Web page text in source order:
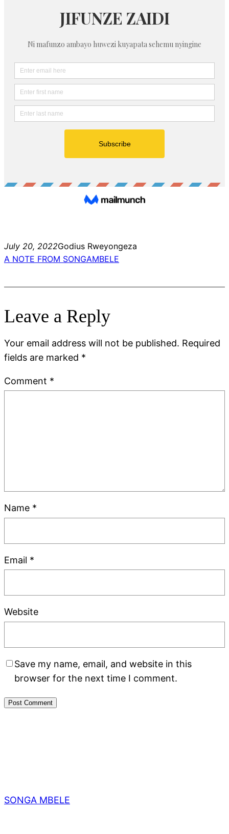
July 20, 2022Godius Rweyongeza
A NOTE FROM SONGAMBELE
Leave a Reply
Your email address will not be published. Required
fields are marked *
Comment *
Name *
Email *
Website
Save my name, email, and website in this
browser for the next time I comment.
SONGA MBELE